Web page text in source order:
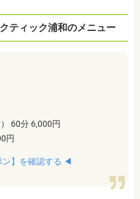
ティック浦和のメニュー
60分 6,000円
円
】を確認する ◀︎